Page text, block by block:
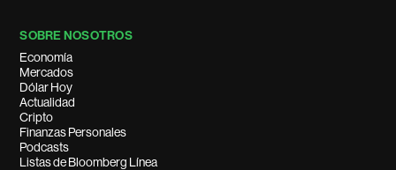
SOBRE NOSOTROS
Economía
Mercados
Dólar Hoy
Actualidad
Cripto
Finanzas Personales
Podcasts
Listas de Bloomberg Línea